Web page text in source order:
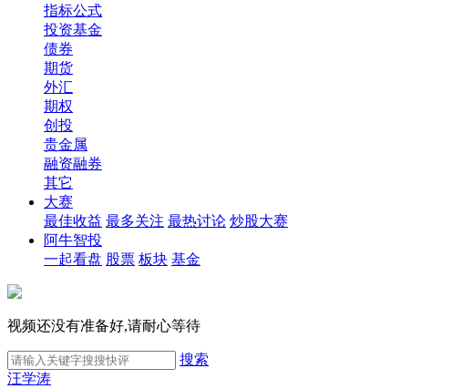
指标公式
投资基金
债券
期货
外汇
期权
创投
贵金属
融资融券
其它
大赛
最佳收益 最多关注 最热讨论 炒股大赛
阿牛智投
一起看盘 股票 板块 基金
视频还没有准备好,请耐心等待
搜索
汪学涛